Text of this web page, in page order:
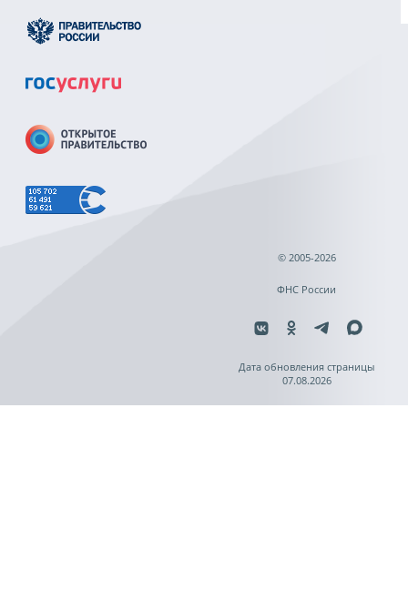
© 2005-2026
ФНС России
Дата обновления страницы
07.08.2026